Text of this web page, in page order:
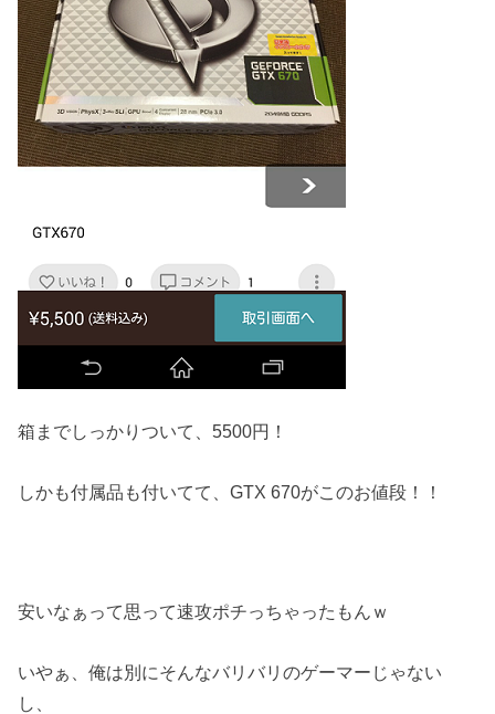
箱までしっかりついて、5500円！
しかも付属品も付いてて、GTX 670がこのお値段！！
安いなぁって思って速攻ポチっちゃったもんｗ
いやぁ、俺は別にそんなバリバリのゲーマーじゃない
し、